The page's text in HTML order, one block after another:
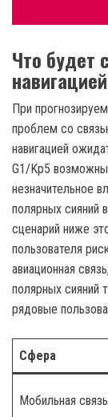
Что будет
навигацией
При
проблем со
навигацией
G1/Kp5 возможны
незначительное
полярных сияний
сценарий ниже
пользователя
авиационная
полярных сияний
рядовые
Сфера
Мобильная связь